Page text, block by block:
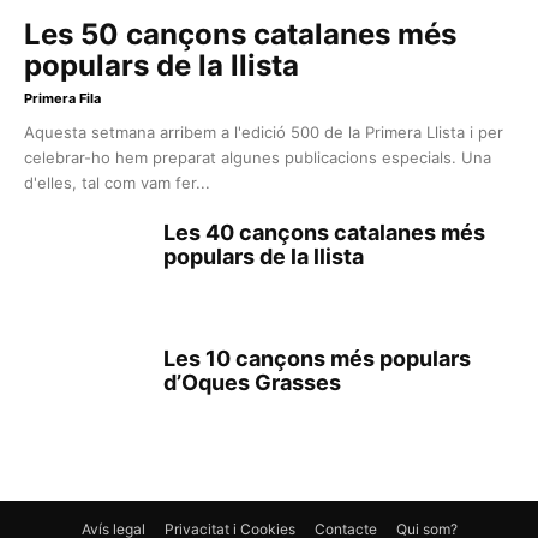
Les 50 cançons catalanes més
populars de la llista
Primera Fila
Aquesta setmana arribem a l'edició 500 de la Primera Llista i per
celebrar-ho hem preparat algunes publicacions especials. Una
d'elles, tal com vam fer...
Les 40 cançons catalanes més
populars de la llista
Les 10 cançons més populars
d’Oques Grasses
Avís legal Privacitat i Cookies Contacte Qui som?